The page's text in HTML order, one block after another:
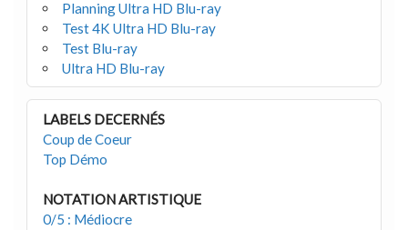
Planning Ultra HD Blu-ray
Test 4K Ultra HD Blu-ray
Test Blu-ray
Ultra HD Blu-ray
LABELS DECERNÉS
Coup de Coeur
Top Démo
NOTATION ARTISTIQUE
0/5 : Médiocre